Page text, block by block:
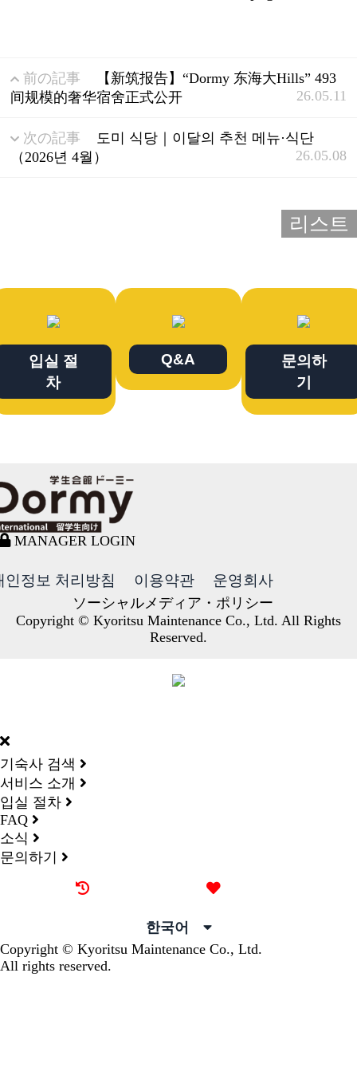
前の記事
【新筑报告】“Dormy 东海大Hills” 493
间规模的奢华宿舍正式公开
26.05.11
次の記事
도미 식당｜이달의 추천 메뉴·식단
（2026년 4월）
26.05.08
리스트
입실 절
차
Q&A
문의하
기
MANAGER LOGIN
인정보 처리방침 이용약관 운영회사
ソーシャルメディア・ポリシー
Copyright © Kyoritsu Maintenance Co., Ltd. All Rights
Reserved.
기숙사 검색
서비스 소개
입실 절차
FAQ
소식
문의하기
한국어
Copyright © Kyoritsu Maintenance Co., Ltd.
All rights reserved.